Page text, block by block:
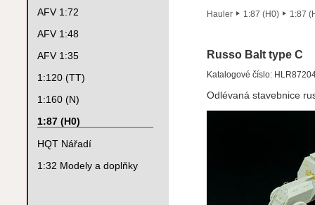
Hauler 1:87 (H0) 1:87
Russo Balt type C
Katalogové číslo:
Odlévaná stavebnice
AFV 1:72
AFV 1:48
AFV 1:35
1:120 (TT)
1:160 (N)
1:87 (H0)
HQT Nářadí
1:32 Modely a doplňky